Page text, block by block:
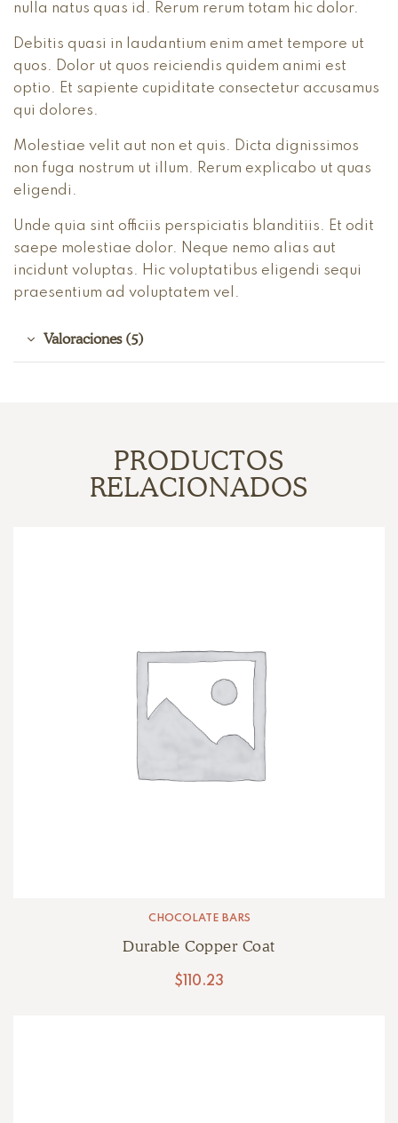
nulla natus quas id. Rerum rerum totam hic dolor.
Debitis quasi in laudantium enim amet tempore ut
quos. Dolor ut quos reiciendis quidem animi est
optio. Et sapiente cupiditate consectetur accusamus
qui dolores.
Molestiae velit aut non et quis. Dicta dignissimos
non fuga nostrum ut illum. Rerum explicabo ut quas
eligendi.
Unde quia sint officiis perspiciatis blanditiis. Et odit
saepe molestiae dolor. Neque nemo alias aut
incidunt voluptas. Hic voluptatibus eligendi sequi
praesentium ad voluptatem vel.
Valoraciones (5)
PRODUCTOS
RELACIONADOS
CHOCOLATE BARS
Durable Copper Coat
$ 110.23